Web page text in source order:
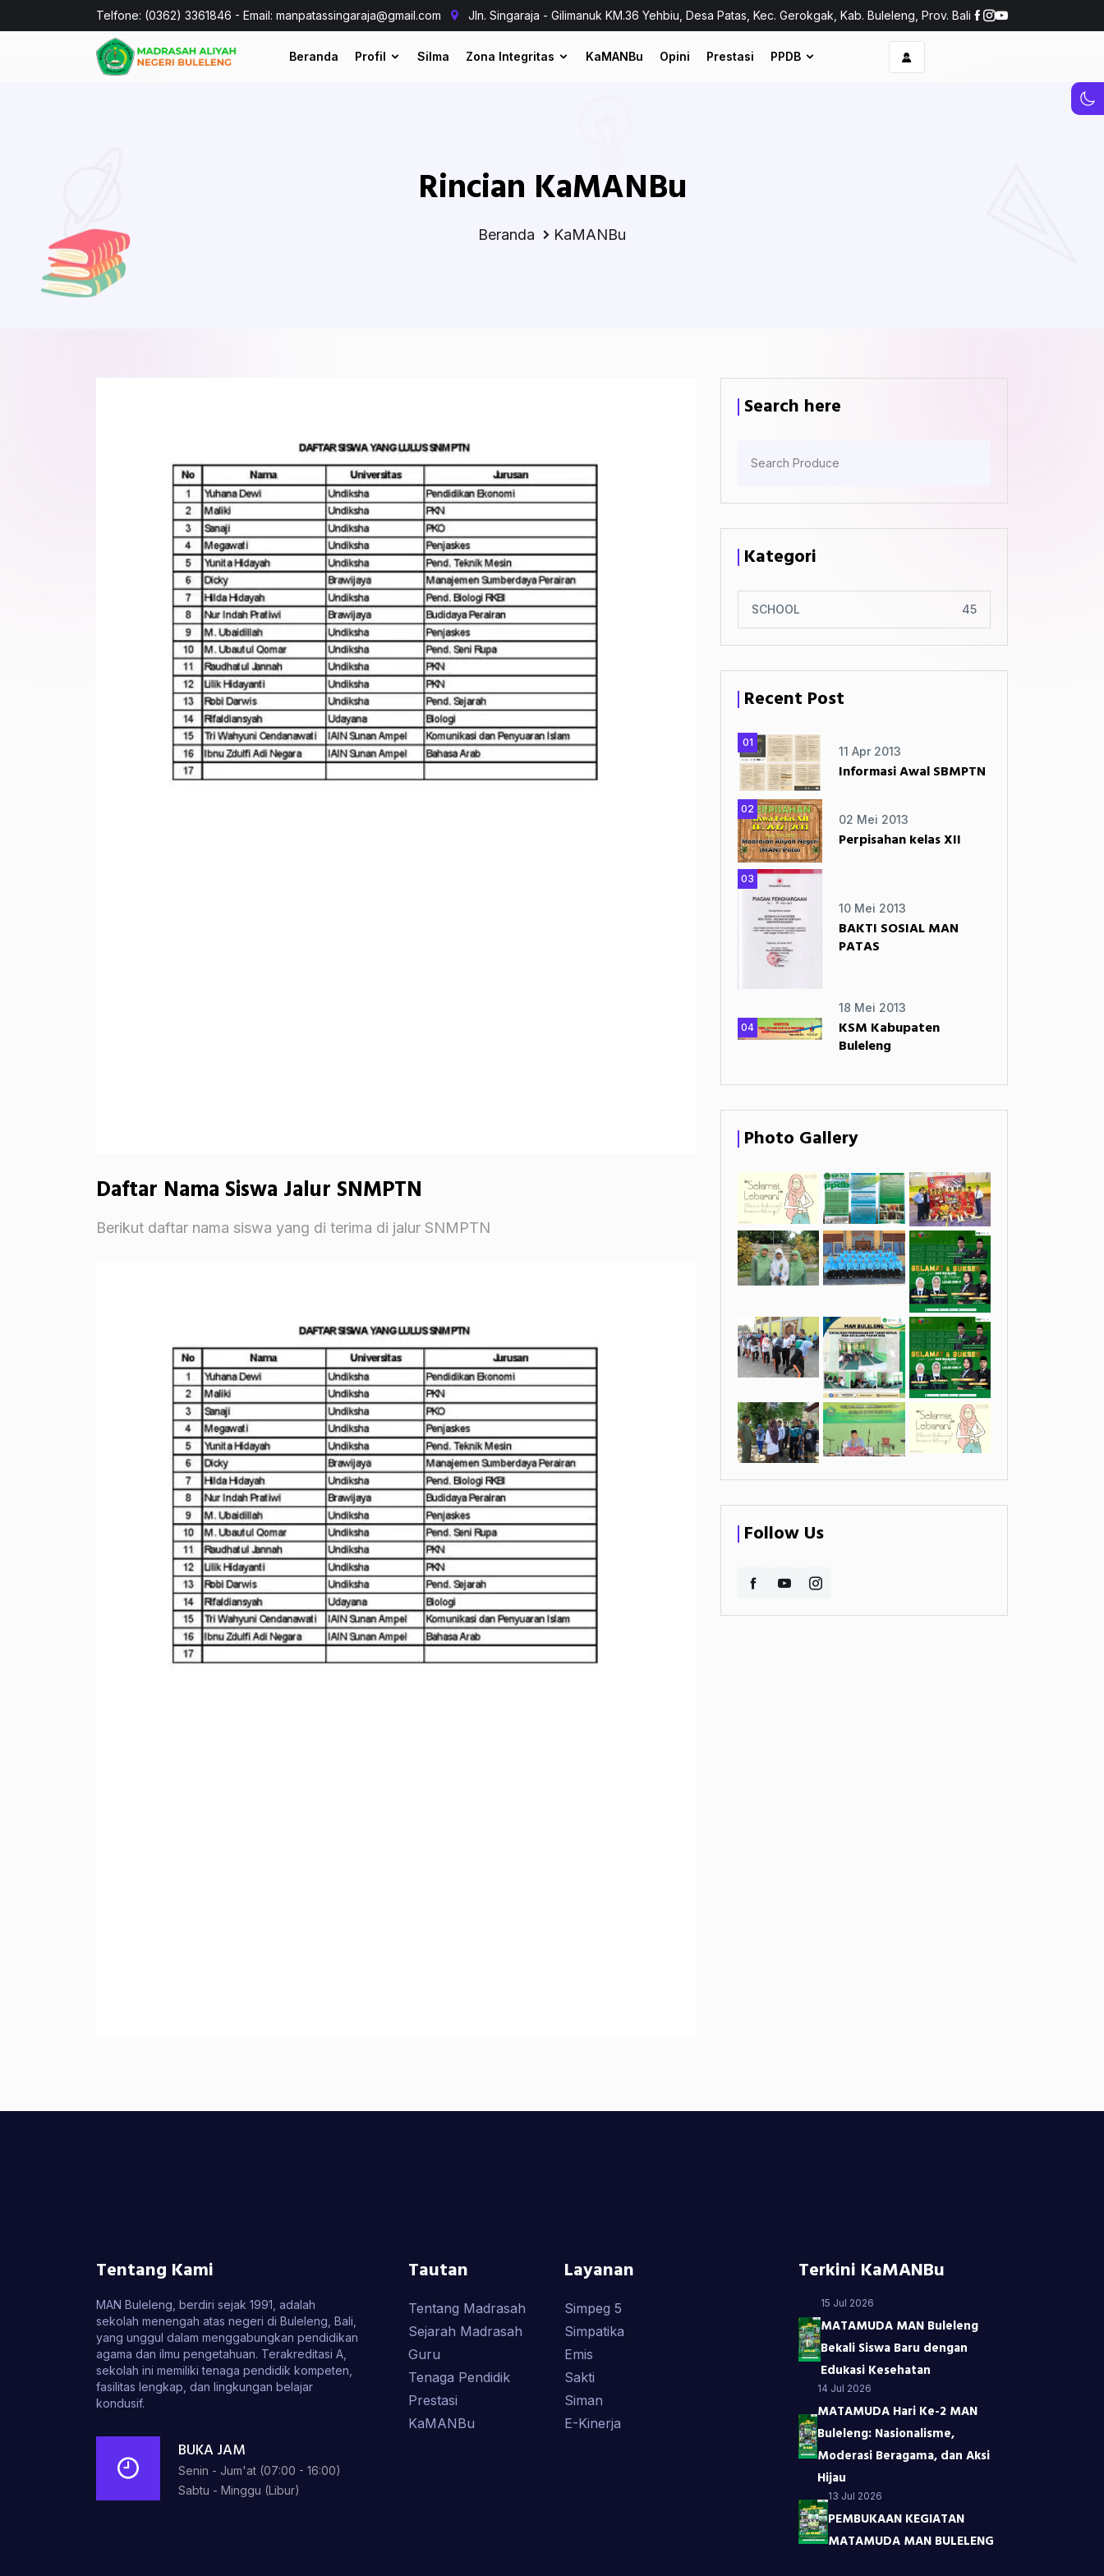
Telfone: (0362) 3361846 - Email: manpatassingaraja@gmail.com Jln. Singaraja - Gilimanuk KM.36 Yehbiu, Desa Patas, Kec. Gerokgak, Kab. Buleleng, Prov. Bali
Beranda Profil Silma Zona Integritas KaMANBu Opini Prestasi PPDB
Rincian KaMANBu
Beranda KaMANBu
Daftar Nama Siswa Jalur SNMPTN
Berikut daftar nama siswa yang di terima di jalur SNMPTN
Search here
Kategori
SCHOOL 45
Recent Post
01
11 Apr 2013
Informasi Awal SBMPTN
02
02 Mei 2013
Perpisahan kelas XII
03
10 Mei 2013
BAKTI SOSIAL MAN
PATAS
04
18 Mei 2013
KSM Kabupaten
Buleleng
Photo Gallery
Follow Us
Tentang Kami
MAN Buleleng, berdiri sejak 1991, adalah
sekolah menengah atas negeri di Buleleng, Bali,
yang unggul dalam menggabungkan pendidikan
agama dan ilmu pengetahuan. Terakreditasi A,
sekolah ini memiliki tenaga pendidik kompeten,
fasilitas lengkap, dan lingkungan belajar
kondusif.
BUKA JAM
Senin - Jum'at (07:00 - 16:00)
Sabtu - Minggu (Libur)
Tautan
Tentang Madrasah
Sejarah Madrasah
Guru
Tenaga Pendidik
Prestasi
KaMANBu
Layanan
Simpeg 5
Simpatika
Emis
Sakti
Siman
E-Kinerja
Terkini KaMANBu
15 Jul 2026
MATAMUDA MAN Buleleng
Bekali Siswa Baru dengan
Edukasi Kesehatan
14 Jul 2026
MATAMUDA Hari Ke-2 MAN
Buleleng: Nasionalisme,
Moderasi Beragama, dan Aksi
Hijau
13 Jul 2026
PEMBUKAAN KEGIATAN
MATAMUDA MAN BULELENG